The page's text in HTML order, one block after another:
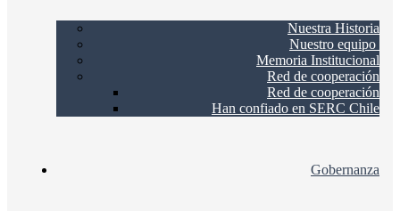
Nuestra Historia
Nuestro equipo
Memoria Institucional
Red de cooperación
Red de cooperación
Han confiado en SERC Chile
Gobernanza